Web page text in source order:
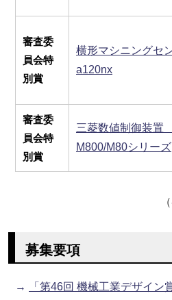
審査委
員会特
別賞
横形マシニングセ
a120nx
審査委
員会特
別賞
三菱数値制御装置
M800/M80シリーズ
募集要項
→ 「第46回 機械工業デザイン